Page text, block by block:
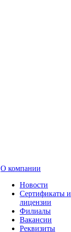
О компании
Новости
Сертификаты и
лицензии
Филиалы
Вакансии
Реквизиты